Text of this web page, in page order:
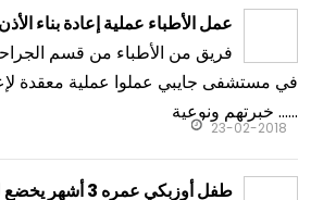
عمل الأطباء عملية إعادة بناء
فريق من الأطباء من قسم الجراحة
في مستشفى جايبي عملوا عملية معقدة
خبرتهم ونوعية ......
23-02-2018
طفل أوزبكي عمره